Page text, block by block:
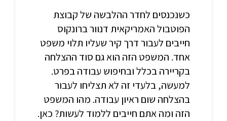
כשנכנסים לחדר ההלבשה של קבוצת
הפוטבול האמריקאית דנוור ברונקוס
חייבים לעבור דרך קיר שעליו תלוי משפט
אחד. המשפט הזה הוא גם סוד ההצלחה
בקריירה בכלל ובחיפוש עבודה בפרט.
למעשה, בלעדי זה לא תצליחו לעבור
בהצלחה שום ראיון עבודה. מהו המשפט
הזה ומה אתם חייבים ללמוד לעשות? כאן.